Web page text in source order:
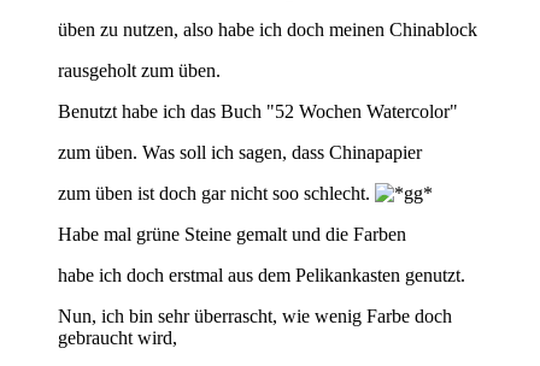
üben zu nutzen, also habe ich doch meinen Chinablock
rausgeholt zum üben.
Benutzt habe ich das Buch "52 Wochen Watercolor"
zum üben. Was soll ich sagen, dass Chinapapier
zum üben ist doch gar nicht soo schlecht.
Habe mal grüne Steine gemalt und die Farben
habe ich doch erstmal aus dem Pelikankasten genutzt.
Nun, ich bin sehr überrascht, wie wenig Farbe doch
gebraucht wird,